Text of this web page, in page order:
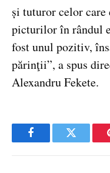
și tuturor celor
picturilor în rândul
fost unul pozitiv,
părinţii”, a spus
Alexandru Fekete.
FacebookTwitter